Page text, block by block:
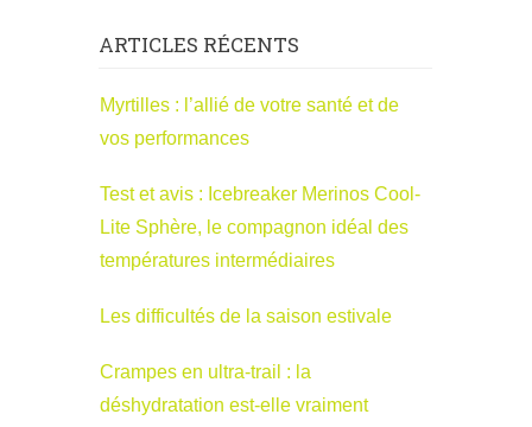
ARTICLES RÉCENTS
Myrtilles : l’allié de votre santé et de
vos performances
Test et avis : Icebreaker Merinos Cool-
Lite Sphère, le compagnon idéal des
températures intermédiaires
Les difficultés de la saison estivale
Crampes en ultra-trail : la
déshydratation est-elle vraiment